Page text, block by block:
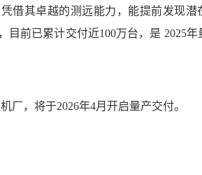
借其卓越的测远能力，能提前发现潜
目前已累计交付近100万台，是 2025年
厂，将于2026年4月开启量产交付。